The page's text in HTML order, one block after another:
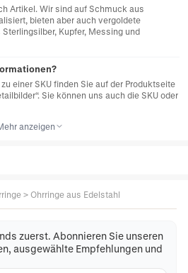
Artikel. Wir sind auf Schmuck aus
bieten aber auch vergoldete
Kupfer, Messing und
einer SKU finden Sie auf der Produktseite
Sie können uns auch die SKU oder
anzeigen
> Ohrringe aus Edelstahl
zuerst. Abonnieren Sie unseren
ausgewählte Empfehlungen und